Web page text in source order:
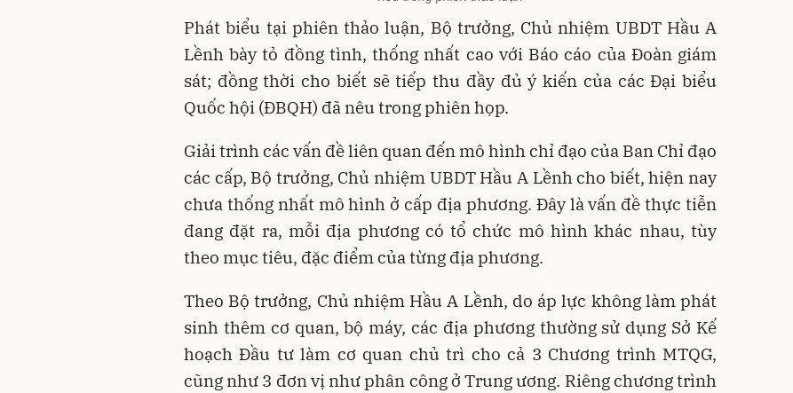
Phát biểu tại phiên thảo luận, Bộ trưởng, Chủ nhiệm UBDT Hầu A
Lềnh bày tỏ đồng tình, thống nhất cao với Báo cáo của Đoàn giám
sát; đồng thời cho biết sẽ tiếp thu đầy đủ ý kiến của các Đại biểu
Quốc hội (ĐBQH) đã nêu trong phiên họp.
Giải trình các vấn đề liên quan đến mô hình chỉ đạo của Ban Chỉ đạo
các cấp, Bộ trưởng, Chủ nhiệm UBDT Hầu A Lềnh cho biết, hiện nay
chưa thống nhất mô hình ở cấp địa phương. Đây là vấn đề thực tiễn
đang đặt ra, mỗi địa phương có tổ chức mô hình khác nhau, tùy
theo mục tiêu, đặc điểm của từng địa phương.
Theo Bộ trưởng, Chủ nhiệm Hầu A Lềnh, do áp lực không làm phát
sinh thêm cơ quan, bộ máy, các địa phương thường sử dụng Sở Kế
hoạch Đầu tư làm cơ quan chủ trì cho cả 3 Chương trình MTQG,
cũng như 3 đơn vị như phân công ở Trung ương. Riêng chương trình